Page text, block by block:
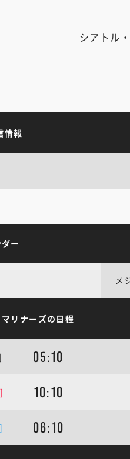
シアトル
情報
ー
メ
リナーズの日程
05:10
10:10
06:10